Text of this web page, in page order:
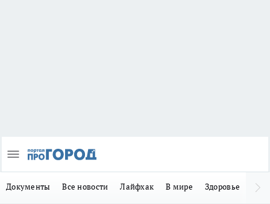
Документы Все новости Лайфхак В мире Здоровье